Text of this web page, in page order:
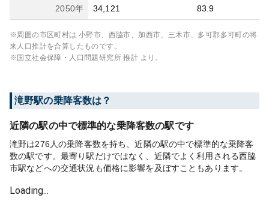
2050年 34,121 83.9
※周囲の市区町村は 小野市、西脇市、加西市、三木市、多可郡多可町の将
来人口推計を合算したものです。
※国立社会保障・人口問題研究所 推計 より。
滝野駅の乗降客数は？
近隣の駅の中で標準的な乗降客数の駅です
滝野は276人の乗降客数を持ち、近隣の駅の中で標準的な乗降客
数の駅です。最寄り駅だけではなく、近隣でよく利用される西脇
市駅などへの交通状況も価格に影響を及ぼすこともあります。
Loading...